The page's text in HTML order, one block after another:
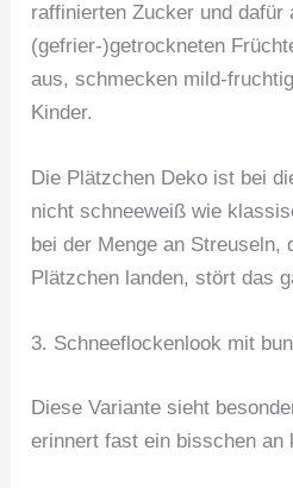
raffinierten Zucker und dafür
(gefrier-)getrockneten
aus, schmecken mild-
Kinder.
Die Plätzchen Deko ist bei
nicht schneeweiß wie
bei der Menge an Streuseln,
Plätzchen landen, stört das
3. Schneeflockenlook mit
Diese Variante sieht
erinnert fast ein bisschen an